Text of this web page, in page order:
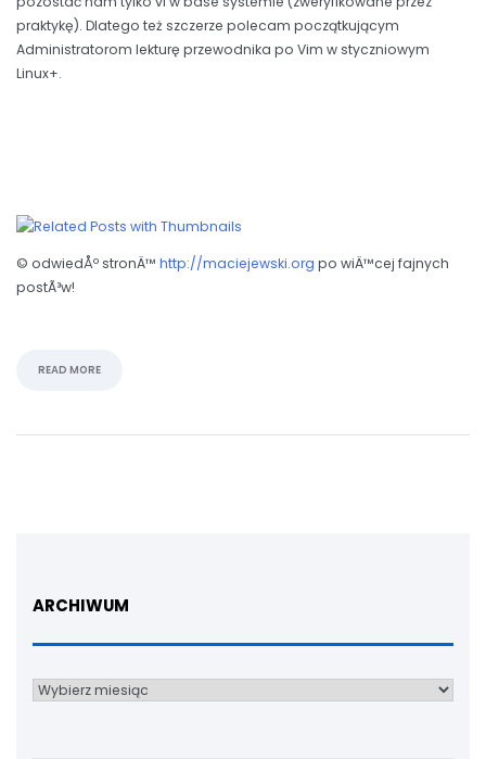
praktykę). Dlatego też szczerze polecam początkującym
Administratorom lekturę przewodnika po Vim w styczniowym
Linux+.
© odwiedÅº stronÄ™ http://maciejewski.org po wiÄ™cej fajnych
postÃ³w!
READ MORE
ARCHIWUM
Archiwum